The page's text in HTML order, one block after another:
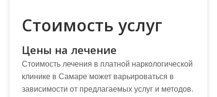
Стоимость услуг
Цены на лечение
Стоимость лечения в платной наркологической
клинике в Самаре может варьироваться в
зависимости от предлагаемых услуг и методов.